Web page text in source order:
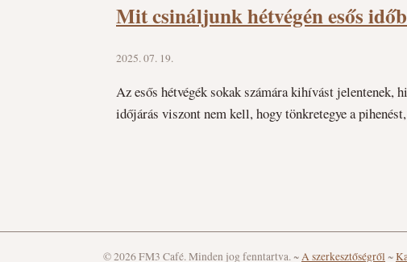
Mit csináljunk hétvégén esős
2025. 07. 19.
Az esős hétvégék sokak számára kihívást jelentenek,
időjárás viszont nem kell, hogy tönkretegye a
© 2026 FM3 Café. Minden jog fenntartva. ~A szerkesztőségről ~